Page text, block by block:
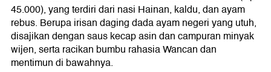
45.000), yang terdiri dari nasi Hainan, kaldu, dan ayam
rebus. Berupa irisan daging dada ayam negeri yang utuh,
disajikan dengan saus kecap asin dan campuran minyak
wijen, serta racikan bumbu rahasia Wancan dan
mentimun di bawahnya.